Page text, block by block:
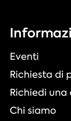
Eventi
Richiesta di
Richiedi una
Chi siamo